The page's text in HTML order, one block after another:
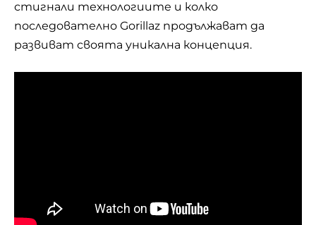
стигнали технологиите и колко
последователно Gorillaz продължават да
развиват своята уникална концепция.